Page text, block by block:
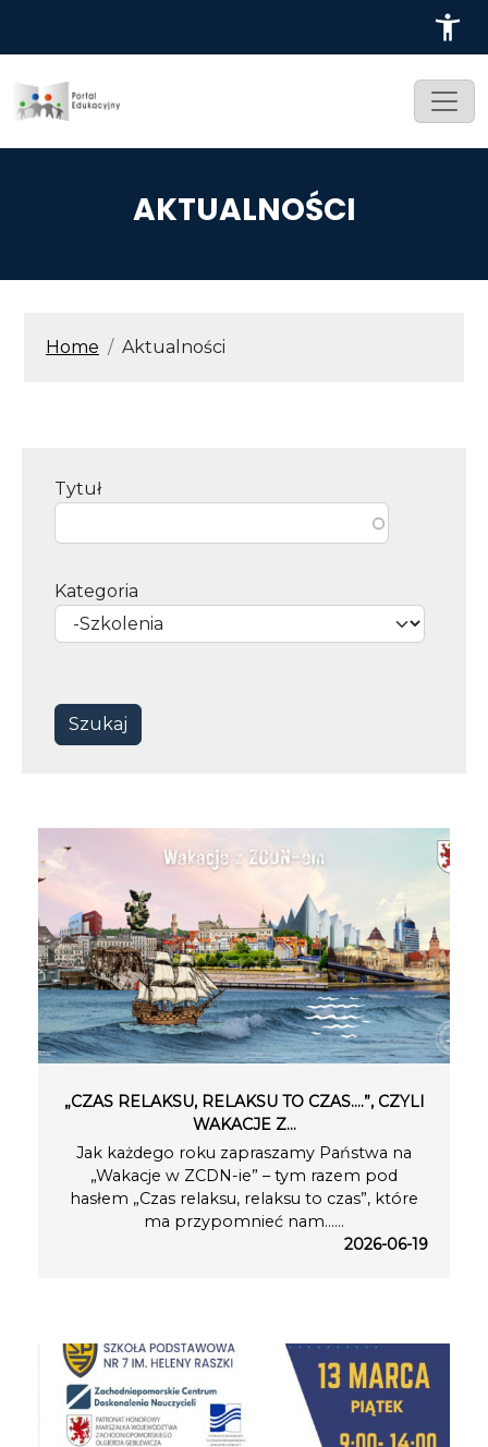
AKTUALNOŚCI
ŚCIEŻKA NAWIGACYJNA
Home Aktualności
Tytuł
Kategoria
„CZAS RELAKSU, RELAKSU TO CZAS….”, CZYLI
WAKACJE Z…
Jak każdego roku zapraszamy Państwa na
„Wakacje w ZCDN-ie” – tym razem pod
hasłem „Czas relaksu, relaksu to czas”, które
ma przypomnieć nam…...
2026-06-19